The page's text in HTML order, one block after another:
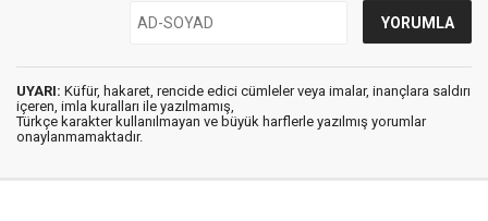
UYARI: Küfür, hakaret, rencide edici cümleler veya imalar, inançlara saldırı
içeren, imla kuralları ile yazılmamış,
Türkçe karakter kullanılmayan ve büyük harflerle yazılmış yorumlar
onaylanmamaktadır.